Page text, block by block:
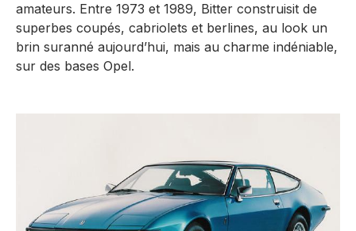
amateurs. Entre 1973 et 1989, Bitter construisit de
superbes coupés, cabriolets et berlines, au look un
brin suranné aujourd’hui, mais au charme indéniable,
sur des bases Opel.